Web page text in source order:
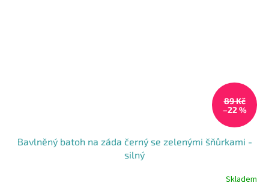
89 Kč
–22 %
Bavlněný batoh na záda černý se zelenými šňůrkami -
silný
Skladem